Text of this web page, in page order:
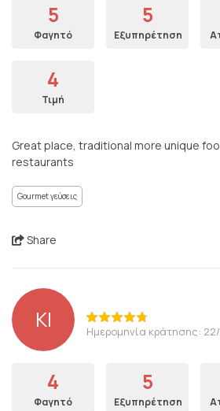
5
Φαγητό
5
Εξυπηρέτηση
4
Τιμή
Great place, traditional more unique
restaurants
Gourmet γεύσεις
Share
KI Ημερομηνία κράτησης:
4
Φαγητό
5
Εξυπηρέτηση